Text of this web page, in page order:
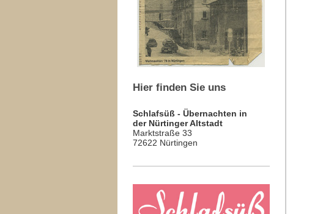
Hier finden Sie uns
Schlafsüß - Übernachten in
der Nürtinger Altstadt
Marktstraße 33
72622 Nürtingen